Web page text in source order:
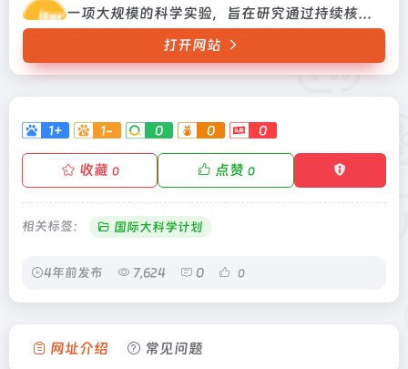
一项大规模的科学实验，旨在研究通过持续核聚变反应来发电的可行性一项大规模的科学实验，旨在研究通过持续核聚变反应来发电的可行性
打开网站
1+ 1- 0 0 0
收藏 0 点赞 0
相关标签： 国际大科学计划
4年前发布 7,624 0 0
网址介绍 常见问题